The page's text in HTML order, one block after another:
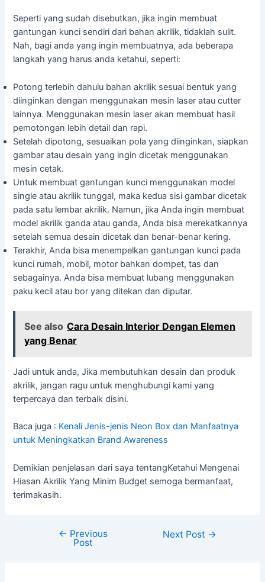
Seperti yang sudah disebutkan, jika ingin membuat
gantungan kunci sendiri dari bahan akrilik, tidaklah sulit.
Nah, bagi anda yang ingin membuatnya, ada beberapa
langkah yang harus anda ketahui, seperti:
Potong terlebih dahulu bahan akrilik sesuai bentuk yang
diinginkan dengan menggunakan mesin laser atau cutter
lainnya. Menggunakan mesin laser akan membuat hasil
pemotongan lebih detail dan rapi.
Setelah dipotong, sesuaikan pola yang diinginkan, siapkan
gambar atau desain yang ingin dicetak menggunakan
mesin cetak.
Untuk membuat gantungan kunci menggunakan model
single atau akrilik tunggal, maka kedua sisi gambar dicetak
pada satu lembar akrilik. Namun, jika Anda ingin membuat
model akrilik ganda atau ganda, Anda bisa merekatkannya
setelah semua desain dicetak dan benar-benar kering.
Terakhir, Anda bisa menempelkan gantungan kunci pada
kunci rumah, mobil, motor bahkan dompet, tas dan
sebagainya. Anda bisa membuat lubang menggunakan
paku kecil atau bor yang ditekan dan diputar.
See also Cara Desain Interior Dengan Elemen
yang Benar
Jadi untuk anda, Jika membutuhkan desain dan produk
akrilik, jangan ragu untuk menghubungi kami yang
terpercaya dan terbaik disini.
Baca juga : Kenali Jenis-jenis Neon Box dan Manfaatnya
untuk Meningkatkan Brand Awareness
Demikian penjelasan dari saya tentangKetahui Mengenai
Hiasan Akrilik Yang Minim Budget semoga bermanfaat,
terimakasih.
← Previous
Post
Next Post →